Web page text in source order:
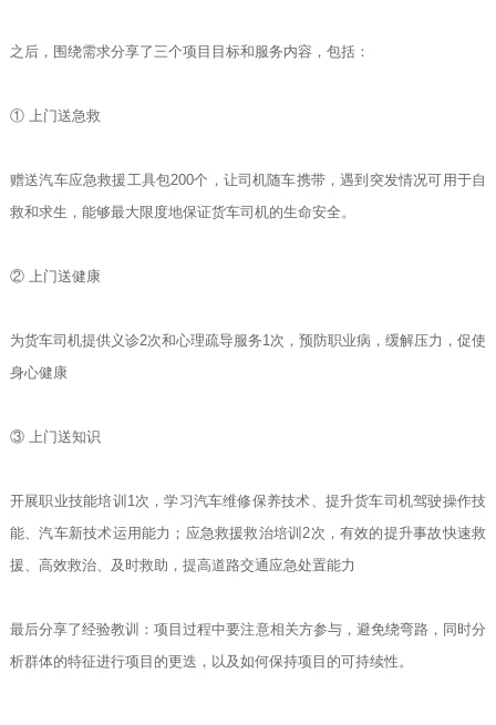
之后，围绕需求分享了三个项目目标和服务内容，包括：
① 上门送急救
赠送汽车应急救援工具包200个，让司机随车携带，遇到突发情况可用于自
救和求生，能够最大限度地保证货车司机的生命安全。
② 上门送健康
为货车司机提供义诊2次和心理疏导服务1次，预防职业病，缓解压力，促使
身心健康
③ 上门送知识
开展职业技能培训1次，学习汽车维修保养技术、提升货车司机驾驶操作技
能、汽车新技术运用能力；应急救援救治培训2次，有效的提升事故快速救
援、高效救治、及时救助，提高道路交通应急处置能力
最后分享了经验教训：项目过程中要注意相关方参与，避免绕弯路，同时分
析群体的特征进行项目的更迭，以及如何保持项目的可持续性。